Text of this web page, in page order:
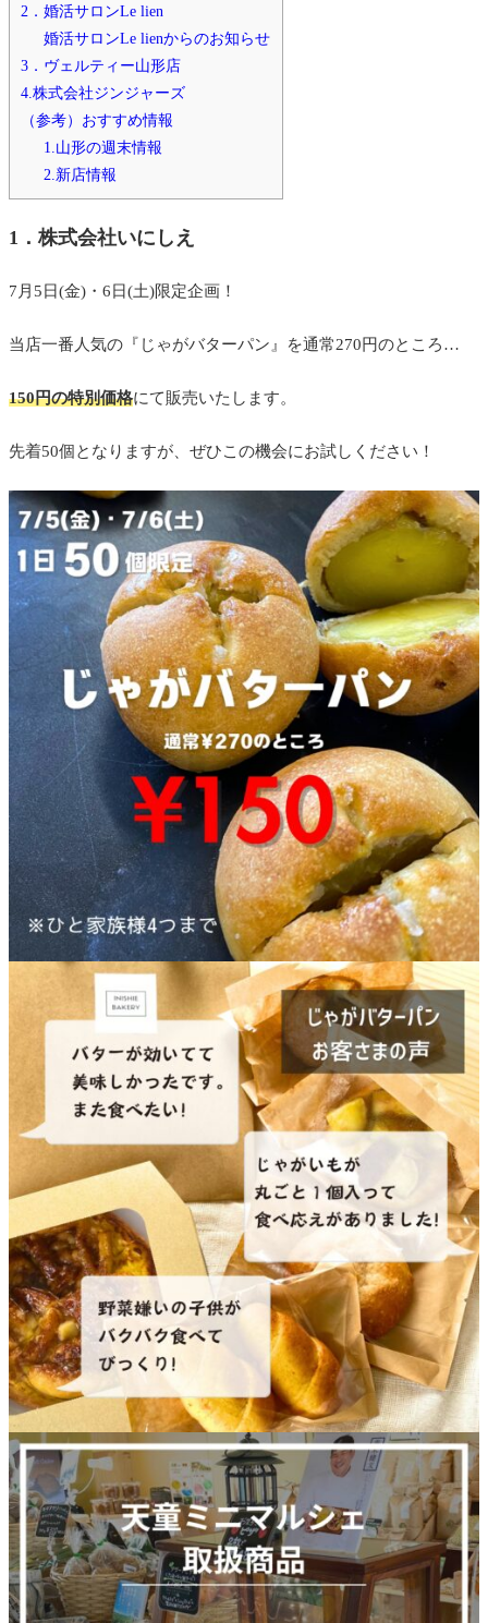
2．婚活サロンLe lien
婚活サロンLe lienからのお知らせ
3．ヴェルティー山形店
4.株式会社ジンジャーズ
（参考）おすすめ情報
1.山形の週末情報
2.新店情報
1．株式会社いにしえ
7月5日(金)・6日(土)限定企画！
当店一番人気の『じゃがバターパン』を通常270円のところ…
150円の特別価格にて販売いたします。
先着50個となりますが、ぜひこの機会にお試しください！